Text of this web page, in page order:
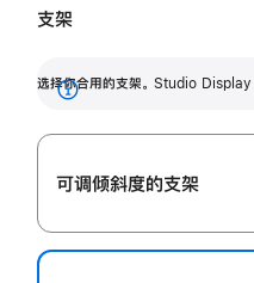
调节范围。
支架
选择你合用的支架。 Studio Display
展
开
可调倾斜度的支架